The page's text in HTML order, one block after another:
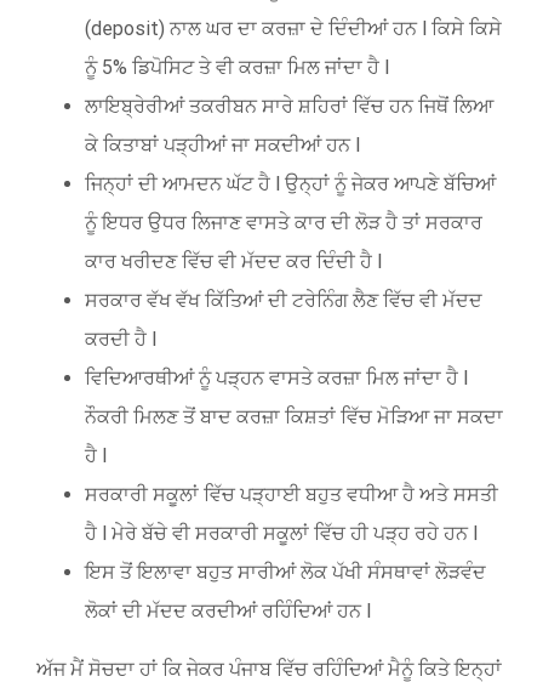
(deposit) ਨਾਲ ਘਰ ਦਾ ਕਰਜ਼ਾ ਦੇ ਦਿੰਦੀਆਂ ਹਨ l ਕਿਸੇ ਕਿਸੇ
ਨੂੰ 5% ਡਿਪੋਸਿਟ ਤੇ ਵੀ ਕਰਜ਼ਾ ਮਿਲ ਜਾਂਦਾ ਹੈ l
ਲਾਇਬ੍ਰੇਰੀਆਂ ਤਕਰੀਬਨ ਸਾਰੇ ਸ਼ਹਿਰਾਂ ਵਿੱਚ ਹਨ ਜਿਥੋਂ ਲਿਆ
ਕੇ ਕਿਤਾਬਾਂ ਪੜ੍ਹੀਆਂ ਜਾ ਸਕਦੀਆਂ ਹਨ l
ਜਿਨ੍ਹਾਂ ਦੀ ਆਮਦਨ ਘੱਟ ਹੈ l ਉਨ੍ਹਾਂ ਨੂੰ ਜੇਕਰ ਆਪਣੇ ਬੱਚਿਆਂ
ਨੂੰ ਇਧਰ ਉਧਰ ਲਿਜਾਣ ਵਾਸਤੇ ਕਾਰ ਦੀ ਲੋੜ ਹੈ ਤਾਂ ਸਰਕਾਰ
ਕਾਰ ਖਰੀਦਣ ਵਿੱਚ ਵੀ ਮੱਦਦ ਕਰ ਦਿੰਦੀ ਹੈ l
ਸਰਕਾਰ ਵੱਖ ਵੱਖ ਕਿੱਤਿਆਂ ਦੀ ਟਰੇਨਿੰਗ ਲੈਣ ਵਿੱਚ ਵੀ ਮੱਦਦ
ਕਰਦੀ ਹੈ l
ਵਿਦਿਆਰਥੀਆਂ ਨੂੰ ਪੜ੍ਹਨ ਵਾਸਤੇ ਕਰਜ਼ਾ ਮਿਲ ਜਾਂਦਾ ਹੈ l
ਨੌਕਰੀ ਮਿਲਣ ਤੋਂ ਬਾਦ ਕਰਜ਼ਾ ਕਿਸ਼ਤਾਂ ਵਿੱਚ ਮੋੜਿਆ ਜਾ ਸਕਦਾ
ਹੈ l
ਸਰਕਾਰੀ ਸਕੂਲਾਂ ਵਿੱਚ ਪੜ੍ਹਾਈ ਬਹੁਤ ਵਧੀਆ ਹੈ ਅਤੇ ਸਸਤੀ
ਹੈ l ਮੇਰੇ ਬੱਚੇ ਵੀ ਸਰਕਾਰੀ ਸਕੂਲਾਂ ਵਿੱਚ ਹੀ ਪੜ੍ਹ ਰਹੇ ਹਨ l
ਇਸ ਤੋਂ ਇਲਾਵਾ ਬਹੁਤ ਸਾਰੀਆਂ ਲੋਕ ਪੱਖੀ ਸੰਸਥਾਵਾਂ ਲੋੜਵੰਦ
ਲੋਕਾਂ ਦੀ ਮੱਦਦ ਕਰਦੀਆਂ ਰਹਿੰਦਿਆਂ ਹਨ l
ਅੱਜ ਮੈਂ ਸੋਚਦਾ ਹਾਂ ਕਿ ਜੇਕਰ ਪੰਜਾਬ ਵਿੱਚ ਰਹਿੰਦਿਆਂ ਮੈਨੂੰ ਕਿਤੇ ਇਨ੍ਹਾਂ